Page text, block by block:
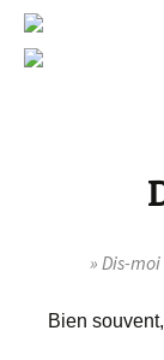
» Dis-
Bien